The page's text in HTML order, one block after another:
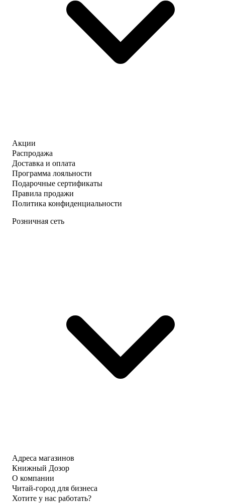
Акции
Распродажа
Доставка и оплата
Программа лояльности
Подарочные сертификаты
Правила продажи
Политика конфиденциальности
Розничная сеть
Адреса магазинов
Книжный Дозор
О компании
Читай-город для бизнеса
Хотите у нас работать?